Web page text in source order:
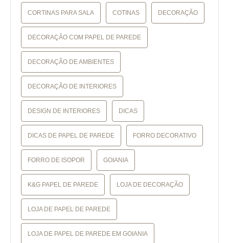
CORTINAS PARA SALA COTINAS DECORAÇÃO
DECORAÇÃO COM PAPEL DE PAREDE
DECORAÇÃO DE AMBIENTES
DECORAÇÃO DE INTERIORES
DESIGN DE INTERIORES DICAS
DICAS DE PAPEL DE PAREDE FORRO DECORATIVO
FORRO DE ISOPOR GOIANIA
K&G PAPEL DE PAREDE LOJA DE DECORAÇÃO
LOJA DE PAPEL DE PAREDE
LOJA DE PAPEL DE PAREDE EM GOIANIA